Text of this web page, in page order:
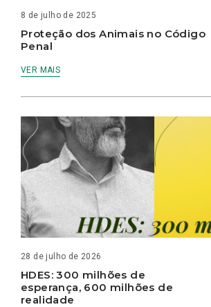
8 de julho de 2025
Proteção dos Animais no Código
Penal
VER MAIS
28 de julho de 2026
HDES: 300 milhões de
esperança, 600 milhões de
realidade